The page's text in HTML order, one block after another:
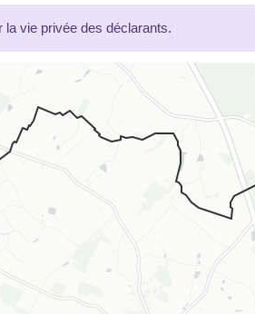
vie privée des déclarants.